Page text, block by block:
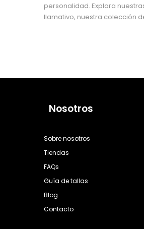
personalidad. Explora
llamativo, nuestra colección
Nosotros
Sobre nosotros
Tiendas
FAQs
Guía de tallas
Blog
Contacto